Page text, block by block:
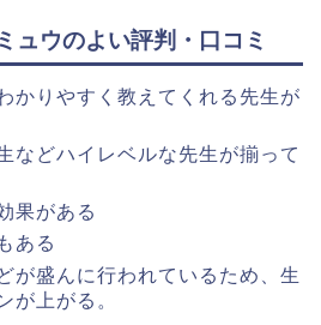
ュウのよい評判・口コミ
かりやすく教えてくれる先生が
などハイレベルな先生が揃って
果がある
ある
が盛んに行われているため、生
が上がる。